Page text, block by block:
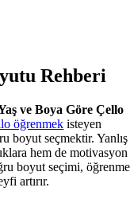
Rehberi
ve Boya Göre Çello
öğrenmek isteyen
boyut seçmektir. Yanlış
hem de motivasyon
boyut seçimi, öğrenme
artırır.